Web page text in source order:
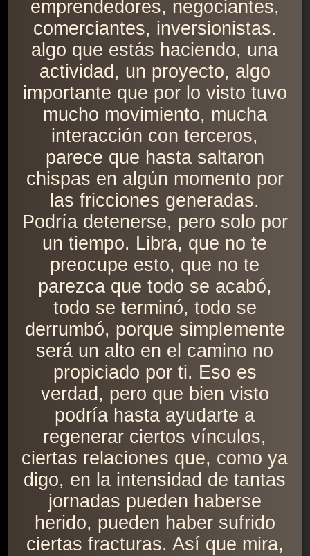
emprendedores, negociantes,
comerciantes, inversionistas.
algo que estás haciendo, una
actividad, un proyecto, algo
importante que por lo visto tuvo
mucho movimiento, mucha
interacción con terceros,
parece que hasta saltaron
chispas en algún momento por
las fricciones generadas.
Podría detenerse, pero solo por
un tiempo. Libra, que no te
preocupe esto, que no te
parezca que todo se acabó,
todo se terminó, todo se
derrumbó, porque simplemente
será un alto en el camino no
propiciado por ti. Eso es
verdad, pero que bien visto
podría hasta ayudarte a
regenerar ciertos vínculos,
ciertas relaciones que, como ya
digo, en la intensidad de tantas
jornadas pueden haberse
herido, pueden haber sufrido
ciertas fracturas. Así que mira,